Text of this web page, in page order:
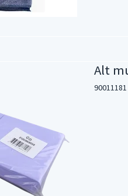
Alt
90011181